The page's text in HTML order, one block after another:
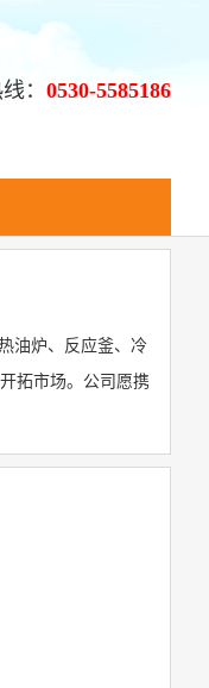
： 0530-5585186
油炉、反应釜、冷
拓市场。公司愿携